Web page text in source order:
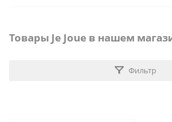
Товары Je Joue в нашем
Фильтр